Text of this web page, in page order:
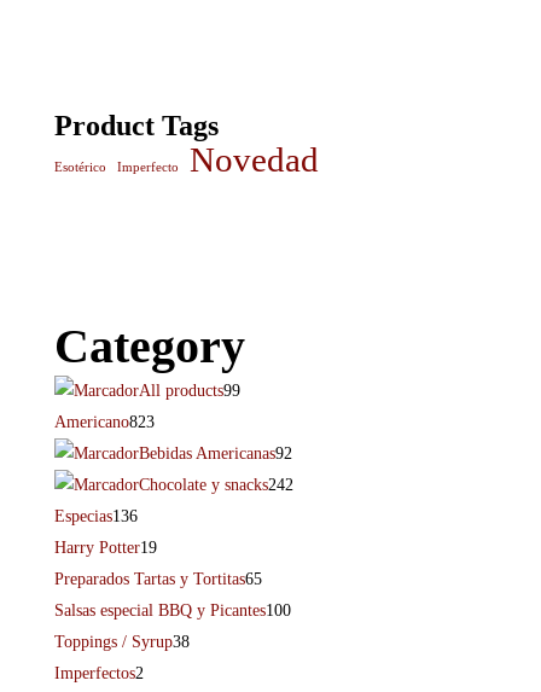
Product Tags
Esotérico Imperfecto Novedad
Category
All products99
Americano823
Bebidas Americanas92
Chocolate y snacks242
Especias136
Harry Potter19
Preparados Tartas y Tortitas65
Salsas especial BBQ y Picantes100
Toppings / Syrup38
Imperfectos2